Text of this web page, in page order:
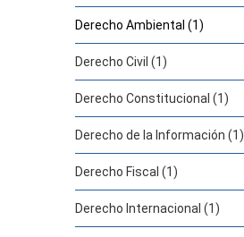
Derecho Ambiental (1)
Derecho Civil (1)
Derecho Constitucional (1)
Derecho de la Información (1)
Derecho Fiscal (1)
Derecho Internacional (1)